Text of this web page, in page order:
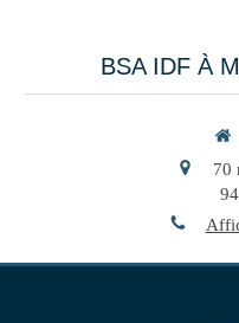
BSA IDF À
70